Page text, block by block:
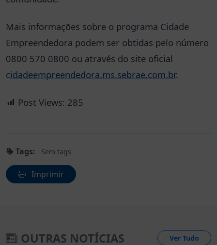
Mais informações sobre o programa Cidade
Empreendedora podem ser obtidas pelo número
0800 570 0800 ou através do site oficial
cidadeempreendedora.ms.sebrae.com.br.
Post Views: 285
Tags: Sem tags
Imprimir
OUTRAS NOTÍCIAS Ver Tudo